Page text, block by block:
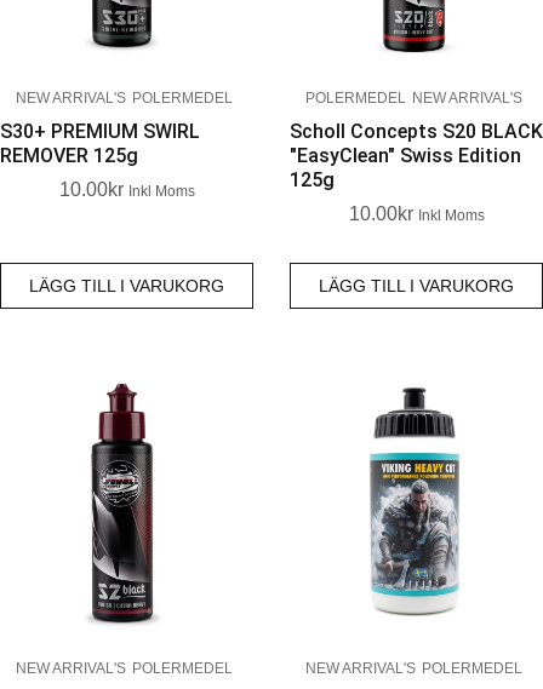
NEW ARRIVAL'S POLERMEDEL
S30+ PREMIUM SWIRL
REMOVER 125g
10.00Kr Inkl Moms
LÄGG TILL I VARUKORG
POLERMEDEL NEW ARRIVAL'S
Scholl Concepts S20 BLACK
"EasyClean" Swiss Edition
125g
10.00Kr Inkl Moms
LÄGG TILL I VARUKORG
NEW ARRIVAL'S POLERMEDEL NEW ARRIVAL'S POLERMEDEL